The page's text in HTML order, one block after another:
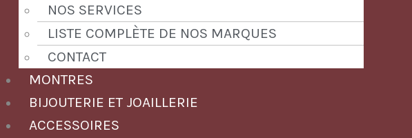
NOS SERVICES
LISTE COMPLÈTE DE NOS MARQUES
CONTACT
MONTRES
BIJOUTERIE ET JOAILLERIE
ACCESSOIRES